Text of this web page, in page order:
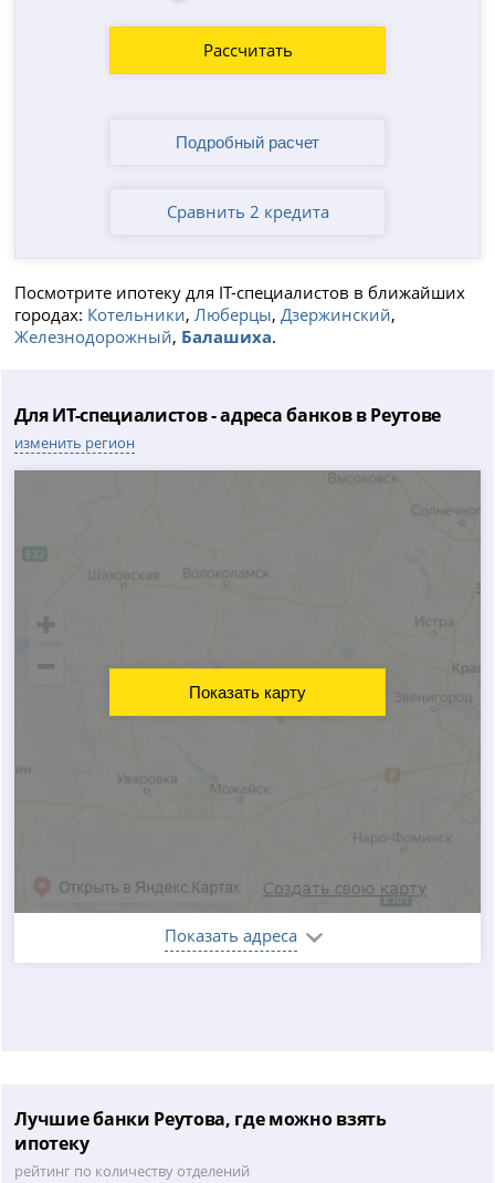
Рассчитать
Сравнить 2 кредита
Посмотрите ипотеку для IT-специалистов в ближайших
городах: Котельники,Люберцы,Дзержинский,
Железнодорожный, Балашиха.
Для ИТ-специалистов - адреса банков в Реутове
изменить регион
Показать адреса
Показать карту
Лучшие банки Реутова, где можно взять
ипотеку
рейтинг по количеству отделений